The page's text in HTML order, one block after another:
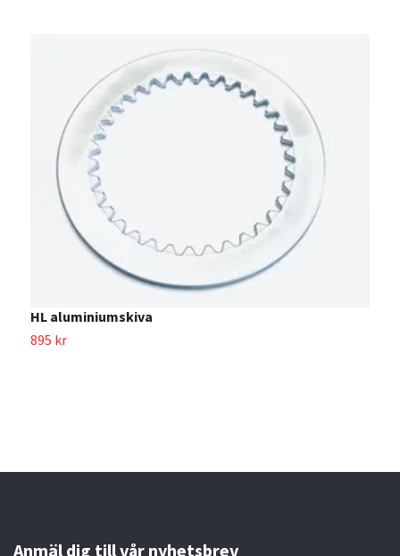
HL aluminiumskiva
895 kr
Anmäl dig till vår nyhetsbrev